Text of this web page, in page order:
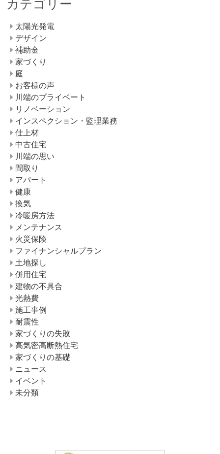
カテゴリー
太陽光発電
デザイン
補助金
家づくり
庭
お客様の声
川端のプライベート
リノベーション
インスペクション・監理業務
仕上材
中古住宅
川端の思い
間取り
アパート
健康
換気
冷暖房方法
メンテナンス
火災保険
ファイナンシャルプラン
土地探し
併用住宅
建物の不具合
光熱費
施工事例
耐震性
家づくりの失敗
高気密高断熱住宅
家づくりの基礎
ニュース
イベント
未分類